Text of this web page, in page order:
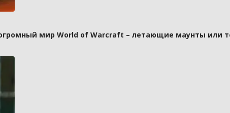
мир World of Warcraft – летающие маунты или